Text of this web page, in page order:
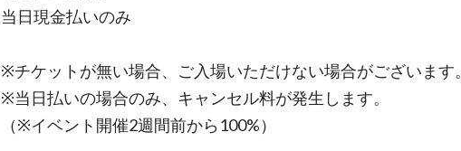
当日現金払いのみ
※チケットが無い場合、ご入場いただけない場合がございます
※当日払いの場合のみ、キャンセル料が発生します。
（※イベント開催2週間前から100%）